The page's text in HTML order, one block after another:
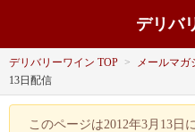
デリバ
デリバリーワイン TOP > メールマガ
13日配信
このページは2012年3月13日